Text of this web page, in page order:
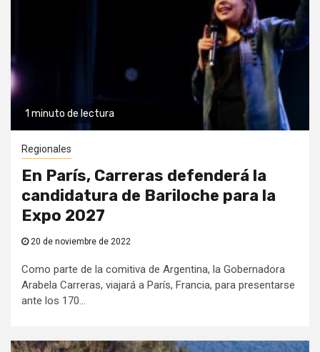
1 minuto de lectura
Regionales
En París, Carreras defenderá la
candidatura de Bariloche para la
Expo 2027
20 de noviembre de 2022
Como parte de la comitiva de Argentina, la Gobernadora
Arabela Carreras, viajará a París, Francia, para presentarse
ante los 170...